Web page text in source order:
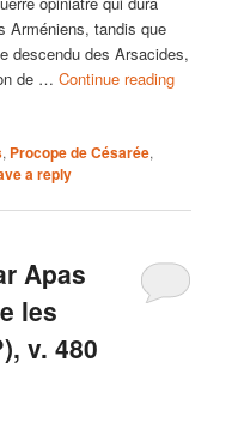
Arméniens, tandis que
descendu des Arsacides,
de …Continue reading
, Procope de Césarée,
a reply
Apas
les
v. 480